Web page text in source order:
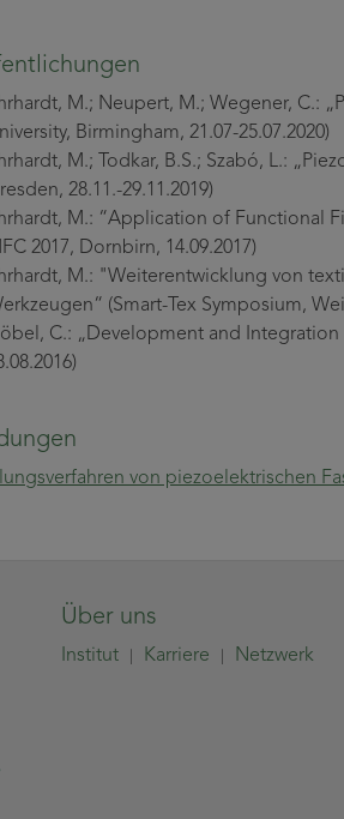
M.; Neupert, M.; Wegener, C.:
Birmingham, 21.07-25.07.2020)
M.; Todkar, B.S.; Szabó, L.:
28.11.-29.11.2019)
M.: “Application of Functional
2017, Dornbirn, 14.09.2017)
M.: "Weiterentwicklung von
(Smart-Tex Symposium,
C.: „Development and
von piezoelektrischen
Über uns
Institut Karriere Netzwerk